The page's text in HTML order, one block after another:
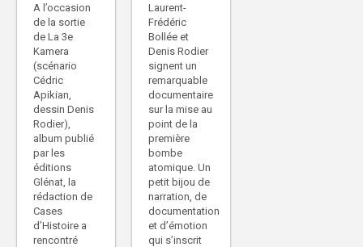
A l’occasion
de la sortie
de La 3e
Kamera
(scénario
Cédric
Apikian,
dessin Denis
Rodier),
album publié
par les
éditions
Glénat, la
rédaction de
Cases
d’Histoire a
rencontré
Laurent-
Frédéric
Bollée et
Denis Rodier
signent un
remarquable
documentaire
sur la mise au
point de la
première
bombe
atomique. Un
petit bijou de
narration, de
documentation
et d’émotion
qui s’inscrit